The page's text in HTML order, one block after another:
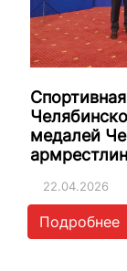
медалей
22.04.2026
Подробнее